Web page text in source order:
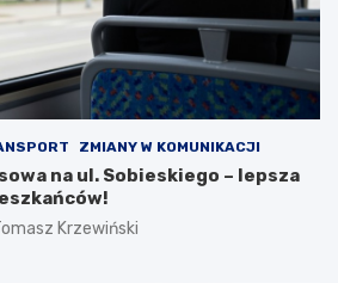
ZMIANY W KOMUNIKACJI
na ul. Sobieskiego – lepsza
Krzewiński